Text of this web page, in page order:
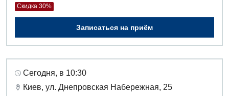
Гинекологическое отделение
Дерматовенерология
Диетология
Кардиология
Скидка 30%
Записаться на приём
Сегодня, в 10:30
Киев, ул. Днепровская Набережная, 25